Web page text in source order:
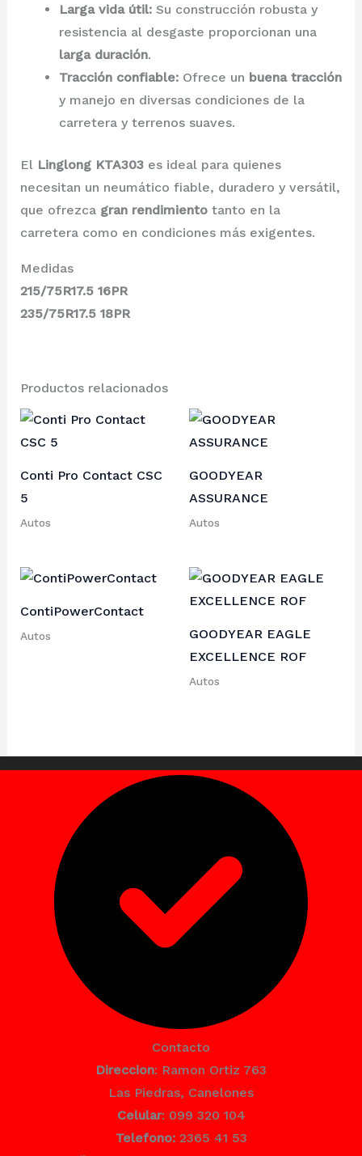
Larga vida útil:Su construcción robusta y
resistencia al desgaste proporcionan una
larga duración.
Tracción confiable:Ofrece un buena tracción
y manejo en diversas condiciones de la
carretera y terrenos suaves.
El Linglong KTA303es ideal para quienes
necesitan un neumático fiable, duradero y versátil,
que ofrezca gran rendimientotanto en la
carretera como en condiciones más exigentes.
Medidas
215/75R17.5 16PR
235/75R17.5 18PR
Productos relacionados
Conti Pro Contact CSC
5
Autos
GOODYEAR
ASSURANCE
Autos
ContiPowerContact
Autos
GOODYEAR EAGLE
EXCELLENCE ROF
Autos
Contacto
Direccion: Ramon Ortiz 763
Las Piedras, Canelones
Celular: 099 320 104
Telefono:2365 41 53